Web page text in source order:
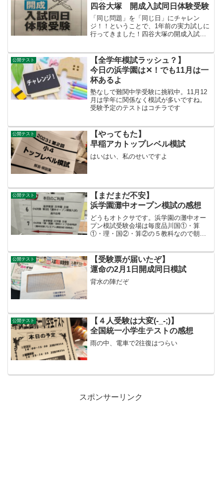
四谷大塚 開成入試同日体験受験
「同じ問題」を「同じ日」にチャレン
ジ！！ということで、1年前の実力試しに
行ってきました！四谷大塚の開成入試同
公開テスト
【全学年模試ラッシュ？】
今日の浜学園は✕！でも11月は一
杯あるよ
塾なしで難関中学受験に挑戦中。11月12
月は学年に関係なく模試が多いですね。
受験予定のテストはコチラです
公開テスト
【やってもた】
早稲アカトップレベル模試
はいはい、私のせいですよ
公開テスト
【まだまだ不安】
浜学園灘中オープン模試の感想
どうもオトクサです。浜学園の灘中オー
プン模試受験会場は毎度品川国①・算
①・理・国②・算②の５教科なので朝か
な・・・ということで１人で帰って来い
と。次男26年組えー！...
公開テスト
【受験票が届いたぞ】
運命の2月1日開成同日模試
背水の陣だぞ
公開テスト
【４人受験は大変(-_-;)】
全国統一小学生テストの感想
雨の中、電車で2往復はつらい
スポンサーリンク